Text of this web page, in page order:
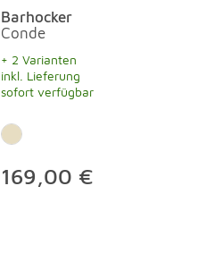
Barhocker
Conde
+ 2 Varianten
inkl. Lieferung
sofort verfügbar
169,00 €